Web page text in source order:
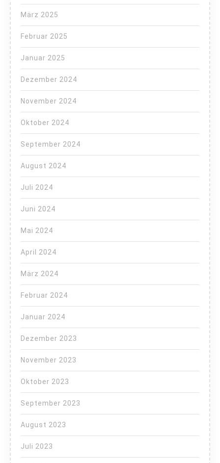
März 2025
Februar 2025
Januar 2025
Dezember 2024
November 2024
Oktober 2024
September 2024
August 2024
Juli 2024
Juni 2024
Mai 2024
April 2024
März 2024
Februar 2024
Januar 2024
Dezember 2023
November 2023
Oktober 2023
September 2023
August 2023
Juli 2023